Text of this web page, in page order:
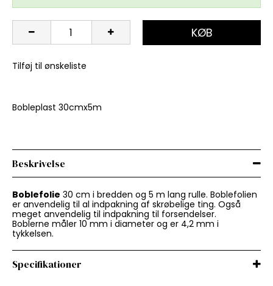
KØB
Tilføj til ønskeliste
Bobleplast 30cmx5m
Beskrivelse
Boblefolie 30 cm i bredden og 5 m lang rulle. Boblefolien
er anvendelig til al indpakning af skrøbelige ting. Også
meget anvendelig til indpakning til forsendelser.
Boblerne måler 10 mm i diameter og er 4,2 mm i
tykkelsen.
Specifikationer